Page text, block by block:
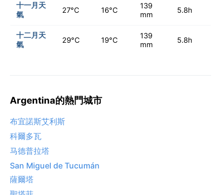
十一月天
氣
27°C 16°C
139
mm
5.8h
十二月天
氣
29°C 19°C
139
mm
5.8h
Argentina的熱門城市
布宜諾斯艾利斯
科爾多瓦
马德普拉塔
San Miguel de Tucumán
薩爾塔